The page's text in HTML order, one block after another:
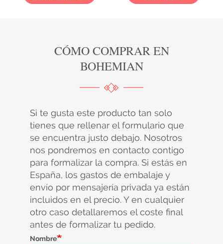
CÓMO COMPRAR EN
BOHEMIAN
Si te gusta este producto tan solo
tienes que rellenar el formulario que
se encuentra justo debajo. Nosotros
nos pondremos en contacto contigo
para formalizar la compra. Si estás en
España, los gastos de embalaje y
envío por mensajería privada ya están
incluidos en el precio. Y en cualquier
otro caso detallaremos el coste final
antes de formalizar tu pedido.
Nombre